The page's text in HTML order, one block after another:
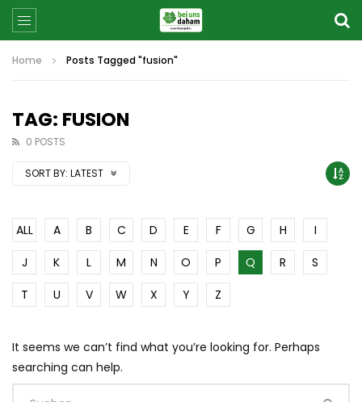
Home Posts Tagged "fusion"
TAG: FUSION
0 POSTS
SORT BY: LATEST
ALL A B C D E F G H
I
J
K L M N O P Q R
S
T
U V W X Y Z
It seems we can’t find what you’re looking for. Perhaps
searching can help.